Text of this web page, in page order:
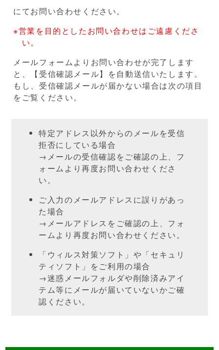
にてお問い合わせください。
※営業を目的としたお問い合わせはご遠慮くださ
い。
メールフォームよりお問い合わせが完了します
と、【受信確認メール】を自動送信いたします。
もし、受信確認メールが届かない場合は次の項目
をご覧ください。
特定アドレス以外からのメールを受信
拒否にしている場合
→メールの受信確認をご確認の上、フ
ォームより再度お問い合わせくださ
い。
ご入力のメールアドレスに誤りがあっ
た場合
→メールアドレスをご確認の上、フォ
ームより再度お問い合わせください。
「ウィルス対策ソフト」や「セキュリ
ティソフト」をご利用の場合
→迷惑メールフォルダや削除済みアイ
テム等にメールが届いていないかご確
認ください。